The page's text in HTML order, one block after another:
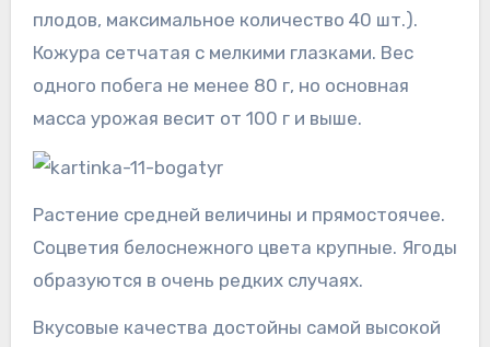
плодов, максимальное количество 40 шт.).
Кожура сетчатая с мелкими глазками. Вес
одного побега не менее 80 г, но основная
масса урожая весит от 100 г и выше.
Растение средней величины и прямостоячее.
Соцветия белоснежного цвета крупные. Ягоды
образуются в очень редких случаях.
Вкусовые качества достойны самой высокой